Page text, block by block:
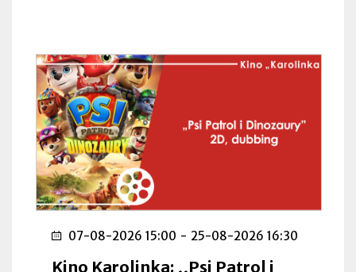
07-08-2026 15:00 - 25-08-2026 16:30
Kino Karolinka: ,,Psi Patrol i